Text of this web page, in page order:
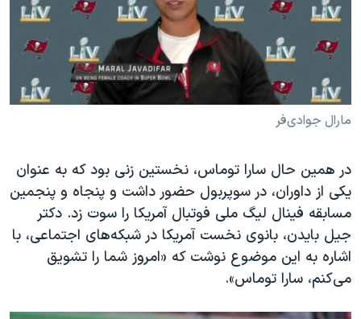
مارال جوادی‌فر
در همین حال سارا توماس، نخستین زنی بود که به عنوان
یکی از داوران، در سوپربول حضور داشت و پنجاه و پنجمین
مسابقه فینال لیگ ملی فوتبال آمریکا را سوت زد. دکتر
جیل بایدن، بانوی نخست آمریکا در شبکه‌های اجتماعی، با
اشاره به این موضوع نوشت که «امروز شما را تشویق
می‌کنم، سارا توماس».